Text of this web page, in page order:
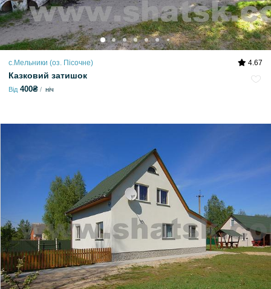
с.Мельники (оз. Пісочне) 4.67
Казковий затишок
Від 400₴ ніч